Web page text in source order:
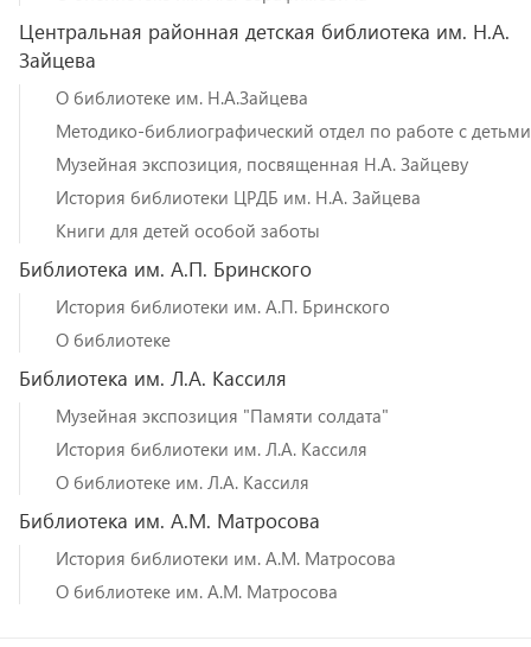
Центральная районная детская библиотека им. Н.А.
Зайцева
О библиотеке им. Н.А.Зайцева
Методико-библиографический отдел по работе с детьми
Музейная экспозиция, посвященная Н.А. Зайцеву
История библиотеки ЦРДБ им. Н.А. Зайцева
Книги для детей особой заботы
Библиотека им. А.П. Бринского
История библиотеки им. А.П. Бринского
О библиотеке
Библиотека им. Л.А. Кассиля
Музейная экспозиция "Памяти солдата"
История библиотеки им. Л.А. Кассиля
О библиотеке им. Л.А. Кассиля
Библиотека им. А.М. Матросова
История библиотеки им. А.М. Матросова
О библиотеке им. А.М. Матросова